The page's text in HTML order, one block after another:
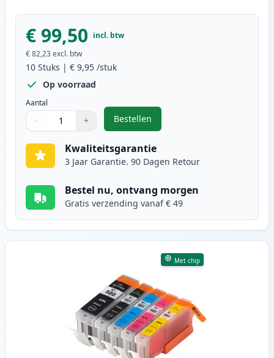
€ 99,50 incl. btw
€ 82,23excl. btw
10 Stuks | € 9,95 /stuk
Op voorraad
Aantal
Gebruik de knoppen om aan te passen
− +
1
Bestellen
,10 stuks Canon PGI-580XXL &
Kwaliteitsgarantie
3 Jaar Garantie. 90 Dagen Retour
Bestel nu, ontvang morgen
Gratis verzending vanaf € 49
Met chip